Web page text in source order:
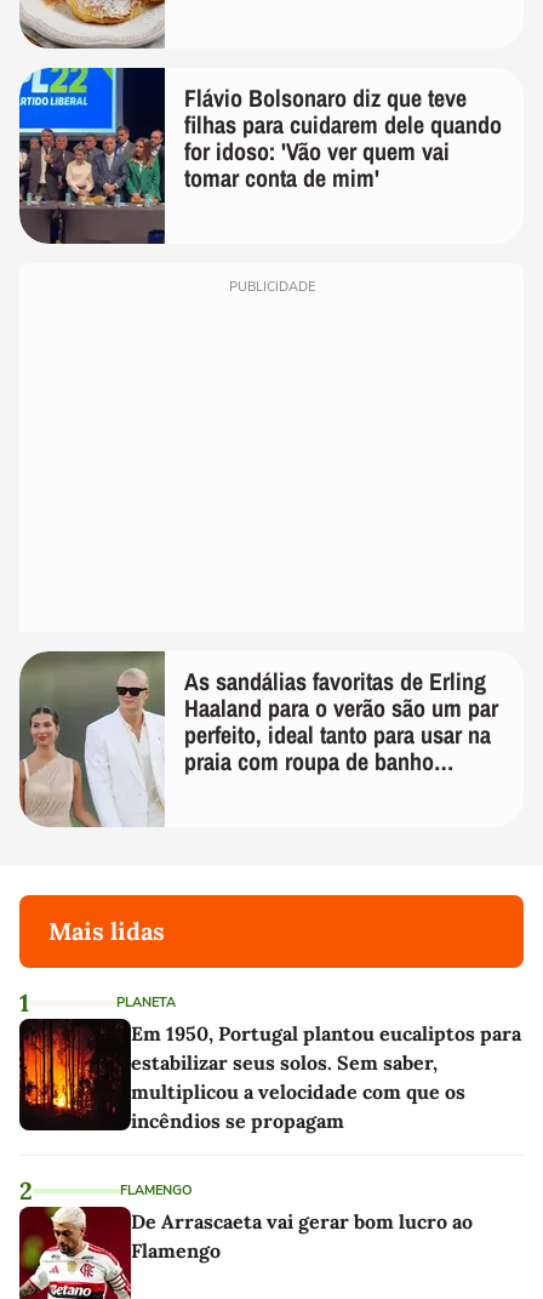
Flávio Bolsonaro diz que teve
filhas para cuidarem dele quando
for idoso: 'Vão ver quem vai
tomar conta de mim'
PUBLICIDADE
As sandálias favoritas de Erling
Haaland para o verão são um par
perfeito, ideal tanto para usar na
praia com roupa de banho
Mais lidas
1 PLANETA
Em 1950, Portugal plantou eucaliptos para
estabilizar seus solos. Sem saber,
multiplicou a velocidade com que os
incêndios se propagam
2 FLAMENGO
De Arrascaeta vai gerar bom lucro ao
Flamengo